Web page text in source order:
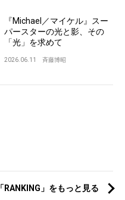
『Michael／マイケル』スー
パースターの光と影、その
「光」を求めて
2026.06.11 斉藤博昭
「RANKING」をもっと見る